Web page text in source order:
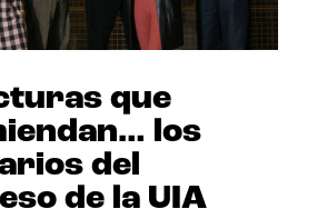
que
los
del
de la UIA